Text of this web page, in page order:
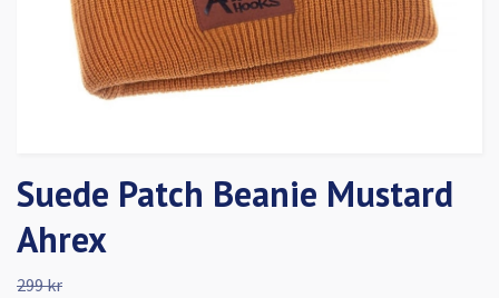
Suede Patch Beanie Mustard
Ahrex
299 kr